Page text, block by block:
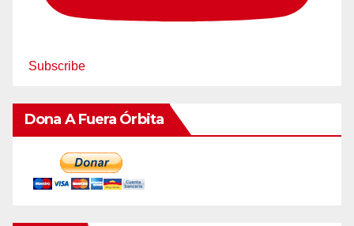
Subscribe
Dona A Fuera Órbita